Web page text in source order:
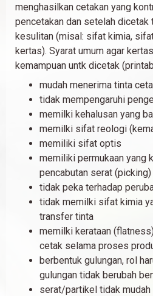
menghasilkan cetakan yang
pencetakan dan setelah dicetak
kesulitan (misal: sifat kimia,
kertas). Syarat umum agar
kemampuan untk dicetak
mudah menerima tinta
tidak mempengaruhi
memilki kehalusan yang
memilki sifat reologi
memiliki sifat optis
memiliki permukaan yang
pencabutan serat (picking)
tidak peka terhadap
tidak memilki sifat kimia
transfer tinta
memilki kerataan
cetak selama proses
berbentuk gulungan, rol
gulungan tidak berubah
serat/partikel tidak